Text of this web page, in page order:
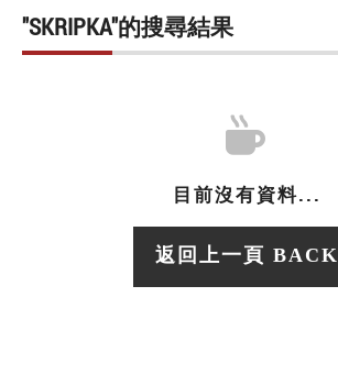
"SKRIPKA"的搜尋結果
目前沒有資料...
返回上一頁 BACK